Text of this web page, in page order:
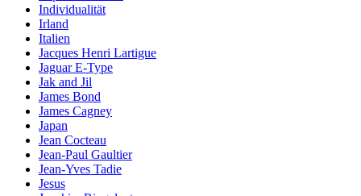
Individualität
Irland
Italien
Jacques Henri Lartigue
Jaguar E-Type
Jak and Jil
James Bond
James Cagney
Japan
Jean Cocteau
Jean-Paul Gaultier
Jean-Yves Tadie
Jesus